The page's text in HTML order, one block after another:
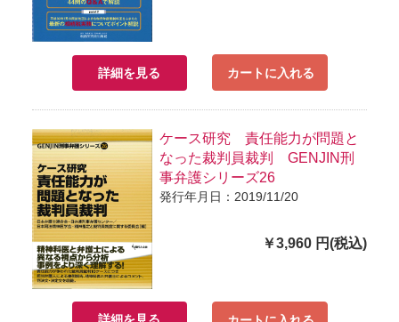
詳細を見る カートに入れる
ケース研究 責任能力が問題と
なった裁判員裁判 GENJIN刑
事弁護シリーズ26
発行年月日：2019/11/20
￥3,960 円(税込)